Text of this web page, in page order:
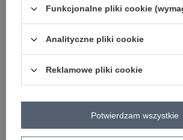
czerwony
38 2016103210220
Zobacz wszystkie kolory
Funkcjonalne pliki cookie
Analityczne pliki cookie
Reklamowe pliki cookie
Potwierdzam wszystkie